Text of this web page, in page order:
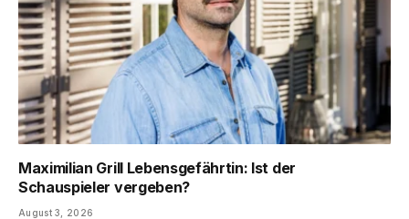
Maximilian Grill Lebensgefährtin: Ist der
Schauspieler vergeben?
August 3, 2026